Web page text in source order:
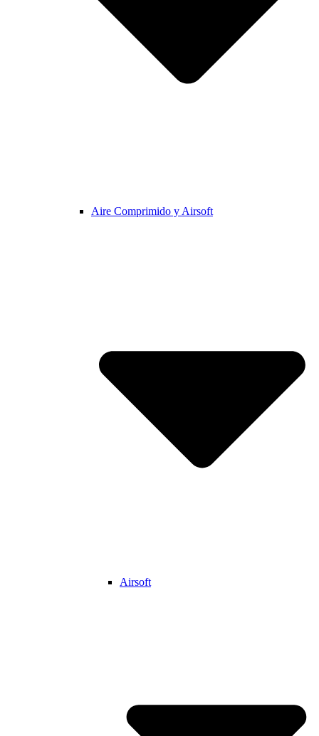
Aire Comprimido y Airsoft
Airsoft